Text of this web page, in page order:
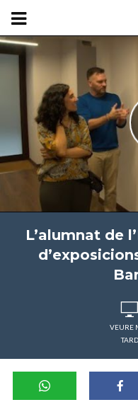
L’alumnat de
VEURE
TARD